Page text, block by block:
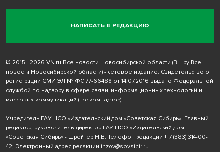
НАПИСАТЬ В РЕДАКЦИЮ
© 2015 - 2026 VN.ru Все новости Новосибирской области (ВН.ру Все
новости Новосибирской области) - сетевое издание. Свидетельство о
регистрации СМИ ЭЛ № ФС 77-66488 от 14.07.2016 выдано Федеральной
службой по надзору в сфере связи, информационных технологий и
массовых коммуникаций (Роскомнадзор)
Учредитель ГАУ НСО «Издательский дом «Советская Сибирь». Главный
редактор, руководитель-директор ГАУ НСО «Издательский дом
«Советская Сибирь» - Шрейтер Н.В. Телефон редакции + 7 (383) 314-00-
42; Электронный адрес редакции inzov@sovsibir.ru